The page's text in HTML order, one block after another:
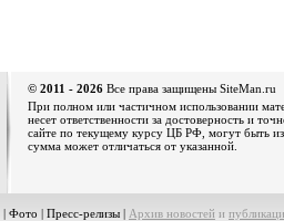
© 2011 - 2026 Все права защищены SiteMan.ru
При полном или частичном использовании
несет ответственности за достоверность и
сайте по текущему курсу ЦБ РФ, могут быть
сумма может отличаться от указанной.
| Фото | Пресс-релизы | Архив новостей и